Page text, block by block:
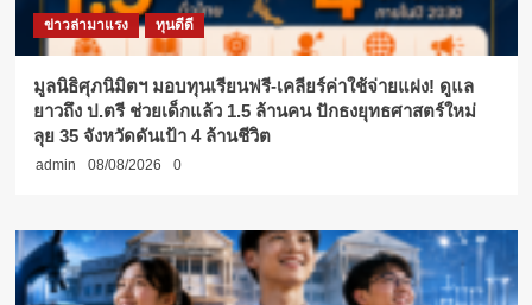
ข่าวล่ามาแรง ทุนดีดี
มูลนิธิศุภนิมิตฯ มอบทุนเรียนฟรี-เคลียร์ค่าใช้จ่ายแฝง! ดูแล
ยาวถึง ป.ตรี ช่วยเด็กแล้ว 1.5 ล้านคน ปักธงยุทธศาสตร์ใหม่
ลุย 35 จังหวัดดันเป้า 4 ล้านชีวิต
admin 08/08/2026 0